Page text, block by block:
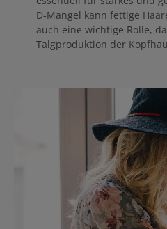
D-Mangel kann fettige
auch eine wichtige Rolle,
Talgproduktion der